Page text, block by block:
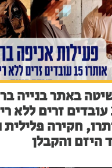
באתר בנייה
15 עובדים זרים ללא
חקירה
היזם והקבלן